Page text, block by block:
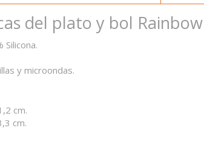
del plato y bol
Silicona.
y microondas.
cm.
cm.